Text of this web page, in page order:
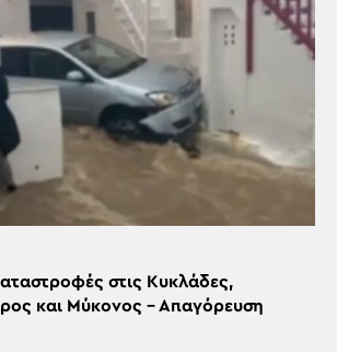
στις Κυκλάδες,
και Μύκονος – Απαγόρευση